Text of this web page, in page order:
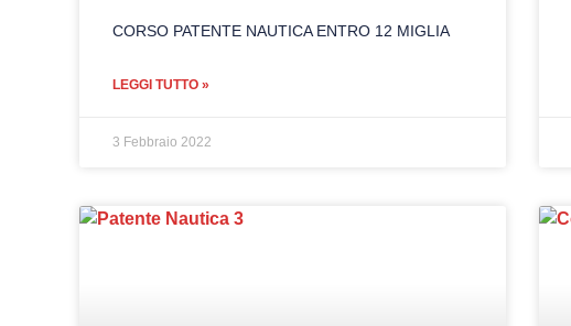
CORSO PATENTE NAUTICA ENTRO 12 MIGLIA
LEGGI TUTTO »
3 Febbraio 2022